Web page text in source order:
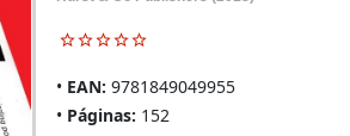
EAN: 9781849049955
Páginas: 152